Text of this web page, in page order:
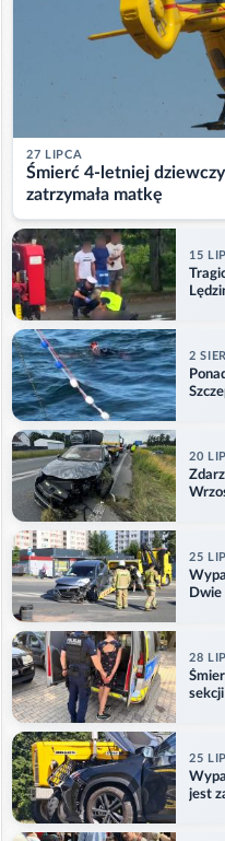
27 LIPCA
Śmierć 4-letniej
zatrzymała matkę
15
2
20
25
Dwie
28
25
jest